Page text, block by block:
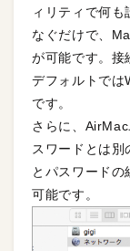
ィリティで何
なぐだけで、
が可能です。接
デフォルトでは
です。
さらに、
スワードとは別
とパスワードの
可能です。